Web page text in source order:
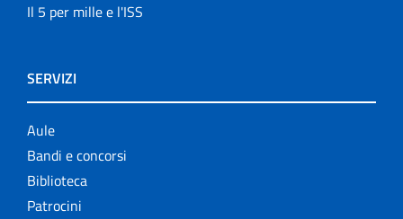
Il 5 per mille e l'ISS
SERVIZI
Aule
Bandi e concorsi
Biblioteca
Patrocini